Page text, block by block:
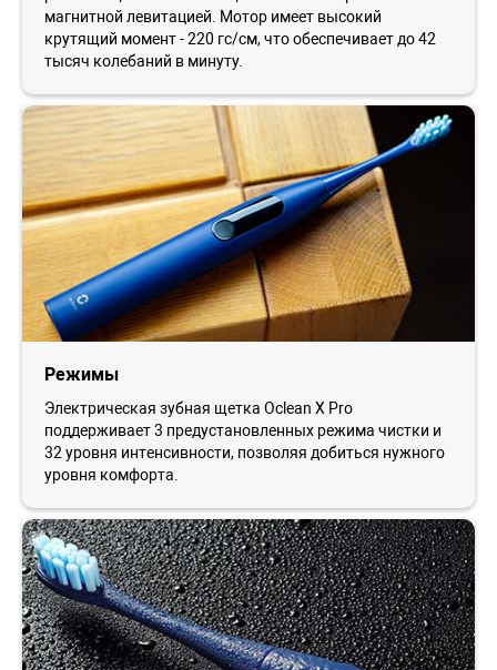
магнитной левитацией. Мотор имеет высокий
крутящий момент - 220 гс/см, что обеспечивает до 42
тысяч колебаний в минуту.
Режимы
Электрическая зубная щетка Oclean X Pro
поддерживает 3 предустановленных режима чистки и
32 уровня интенсивности, позволяя добиться нужного
уровня комфорта.